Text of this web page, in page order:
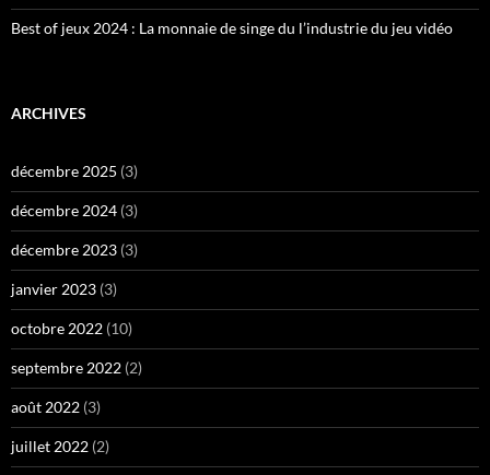
Best of jeux 2024 : La monnaie de singe du l’industrie du jeu vidéo
ARCHIVES
décembre 2025 (3)
décembre 2024 (3)
décembre 2023 (3)
janvier 2023 (3)
octobre 2022 (10)
septembre 2022 (2)
août 2022 (3)
juillet 2022 (2)